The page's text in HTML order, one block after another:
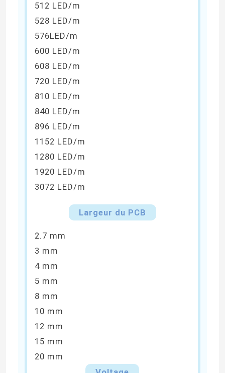
Aperçu
Produits
512 LED/m
528 LED/m
576LED/m
600 LED/m
608 LED/m
720 LED/m
810 LED/m
840 LED/m
896 LED/m
1152 LED/m
1280 LED/m
1920 LED/m
3072 LED/m
Largeur du PCB
2.7 mm
3 mm
4 mm
5 mm
8 mm
10 mm
12 mm
15 mm
20 mm